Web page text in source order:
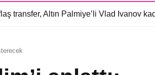
Palmiye’li Vlad Ivanov kadroda•3